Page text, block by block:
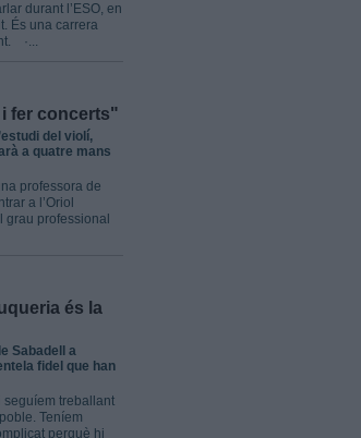
durant l’ESO, en
És una carrera
·...
fer concerts"
del violí,
a quatre mans
professora de
a l’Oriol
grau professional
és la
Sabadell a
fidel que han
seguíem treballant
Teníem
perquè hi